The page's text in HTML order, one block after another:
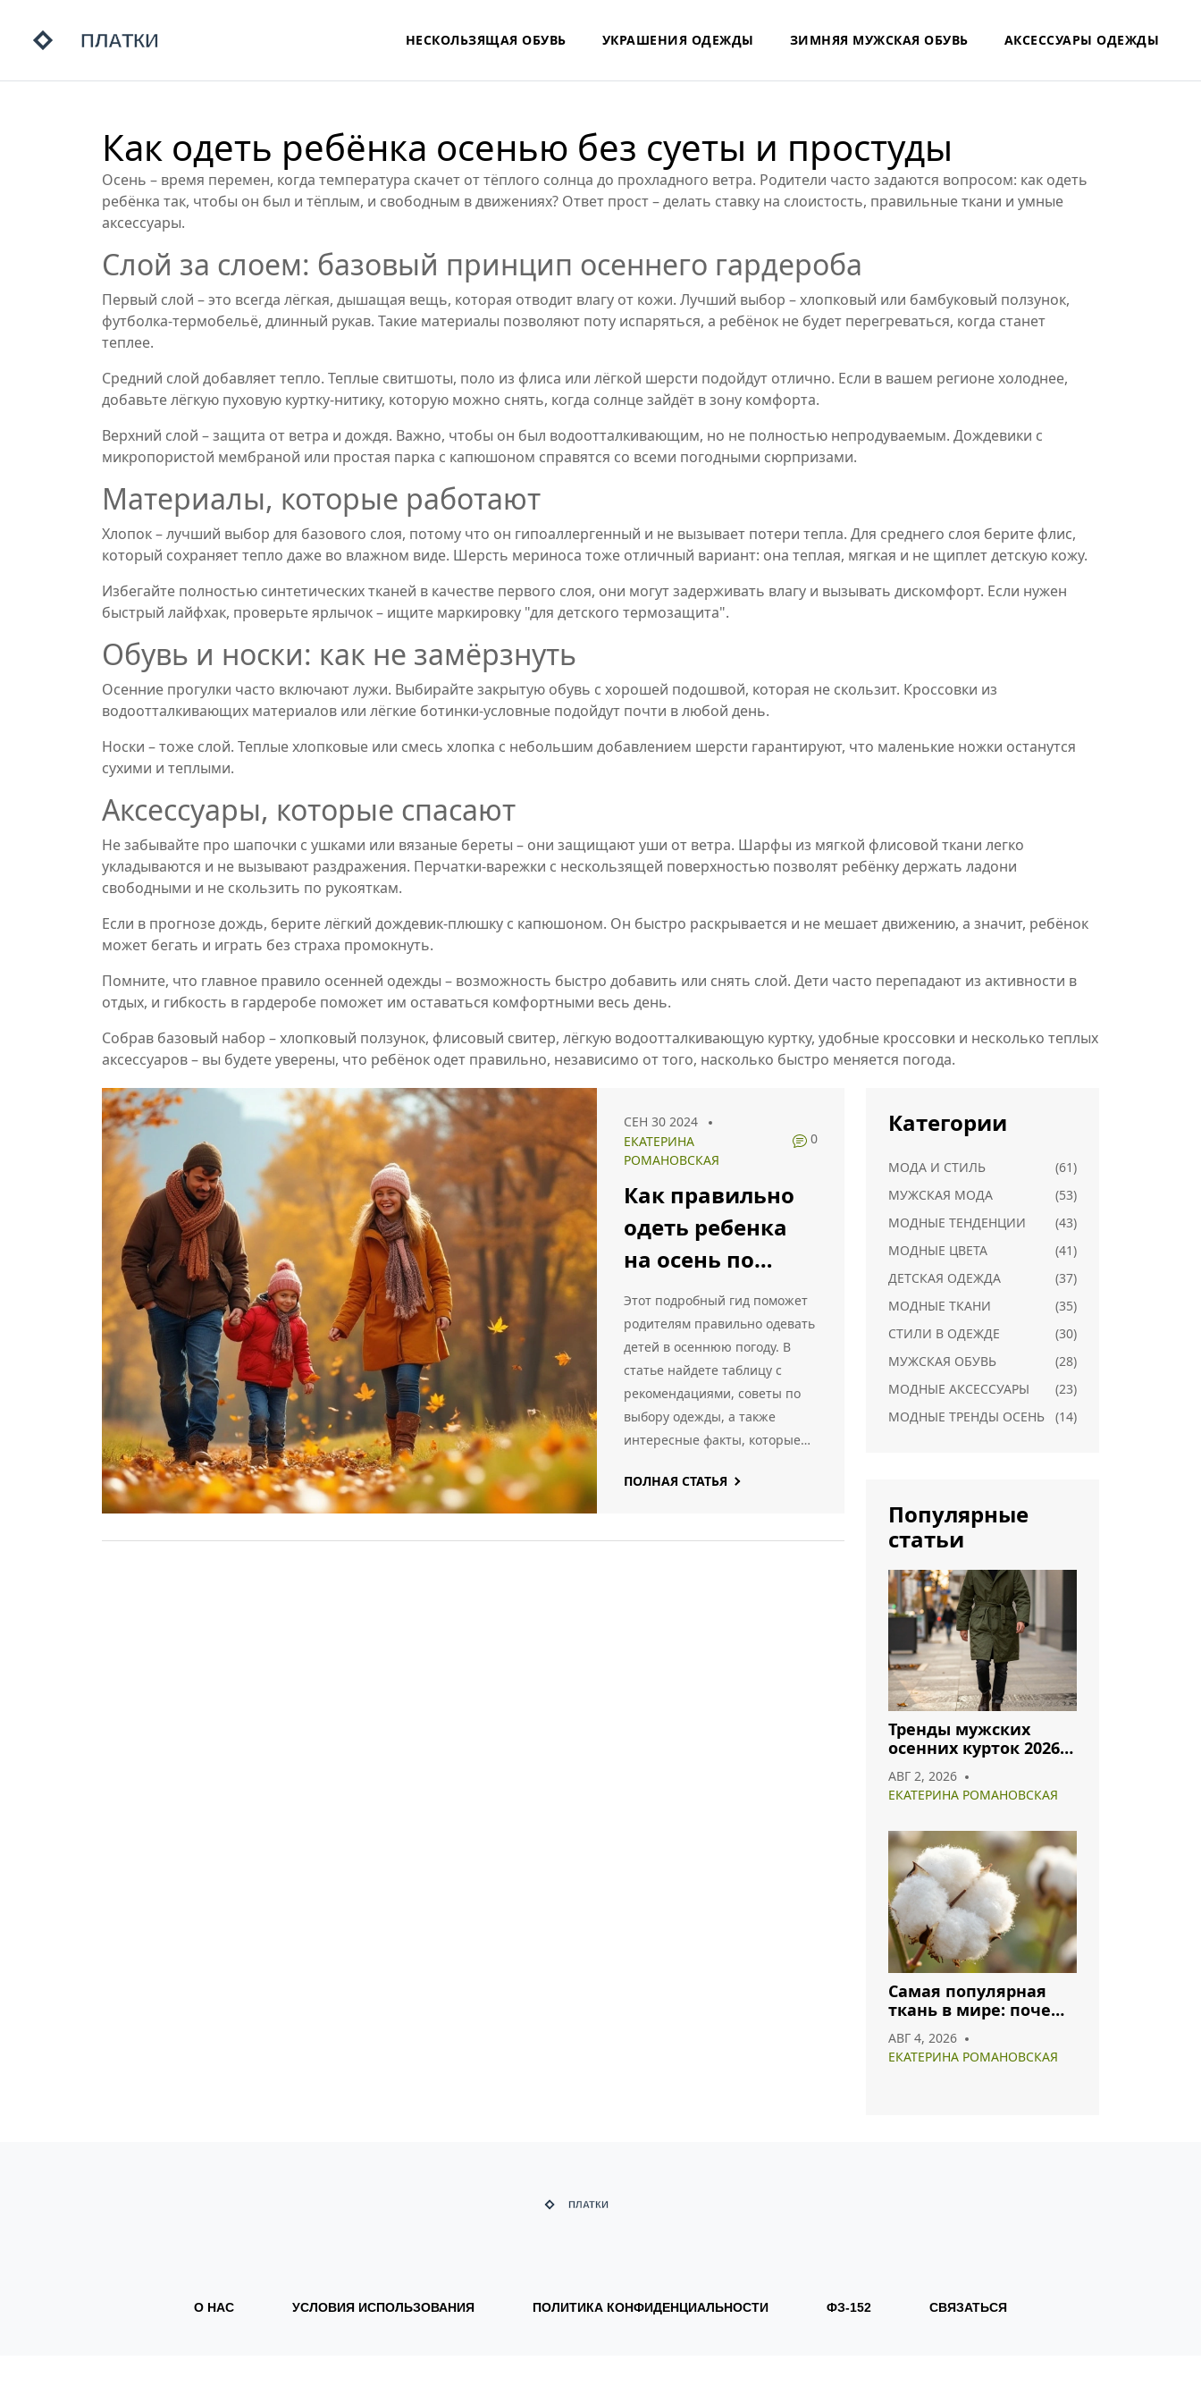
НЕСКОЛЬЗЯЩАЯ ОБУВЬ УКРАШЕНИЯ ОДЕЖДЫ ЗИМНЯЯ МУЖСКАЯ ОБУВЬ АКСЕССУАРЫ ОДЕЖДЫ
Как одеть ребёнка осенью без суеты и простуды
Осень – время перемен, когда температура скачет от тёплого солнца до прохладного ветра. Родители часто задаются вопросом: как одеть
ребёнка так, чтобы он был и тёплым, и свободным в движениях? Ответ прост – делать ставку на слоистость, правильные ткани и умные
аксессуары.
Слой за слоем: базовый принцип осеннего гардероба
Первый слой – это всегда лёгкая, дышащая вещь, которая отводит влагу от кожи. Лучший выбор – хлопковый или бамбуковый ползунок,
футболка‑термобельё, длинный рукав. Такие материалы позволяют поту испаряться, а ребёнок не будет перегреваться, когда станет
теплее.
Средний слой добавляет тепло. Теплые свитшоты, поло из флиса или лёгкой шерсти подойдут отлично. Если в вашем регионе холоднее,
добавьте лёгкую пуховую куртку‑нитику, которую можно снять, когда солнце зайдёт в зону комфорта.
Верхний слой – защита от ветра и дождя. Важно, чтобы он был водоотталкивающим, но не полностью непродуваемым. Дождевики с
микропористой мембраной или простая парка с капюшоном справятся со всеми погодными сюрпризами.
Материалы, которые работают
Хлопок – лучший выбор для базового слоя, потому что он гипоаллергенный и не вызывает потери тепла. Для среднего слоя берите флис,
который сохраняет тепло даже во влажном виде. Шерсть мериноса тоже отличный вариант: она теплая, мягкая и не щиплет детскую кожу.
Избегайте полностью синтетических тканей в качестве первого слоя, они могут задерживать влагу и вызывать дискомфорт. Если нужен
быстрый лайфхак, проверьте ярлычок – ищите маркировку "для детского термозащита".
Обувь и носки: как не замёрзнуть
Осенние прогулки часто включают лужи. Выбирайте закрытую обувь с хорошей подошвой, которая не скользит. Кроссовки из
водоотталкивающих материалов или лёгкие ботинки‑условные подойдут почти в любой день.
Носки – тоже слой. Теплые хлопковые или смесь хлопка с небольшим добавлением шерсти гарантируют, что маленькие ножки останутся
сухими и теплыми.
Аксессуары, которые спасают
Не забывайте про шапочки с ушками или вязаные береты – они защищают уши от ветра. Шарфы из мягкой флисовой ткани легко
укладываются и не вызывают раздражения. Перчатки‑варежки с нескользящей поверхностью позволят ребёнку держать ладони
свободными и не скользить по рукояткам.
Если в прогнозе дождь, берите лёгкий дождевик‑плюшку с капюшоном. Он быстро раскрывается и не мешает движению, а значит, ребёнок
может бегать и играть без страха промокнуть.
Помните, что главное правило осенней одежды – возможность быстро добавить или снять слой. Дети часто перепадают из активности в
отдых, и гибкость в гардеробе поможет им оставаться комфортными весь день.
Собрав базовый набор – хлопковый ползунок, флисовый свитер, лёгкую водоотталкивающую куртку, удобные кроссовки и несколько теплых
аксессуаров – вы будете уверены, что ребёнок одет правильно, независимо от того, насколько быстро меняется погода.
СЕН 30 2024
ЕКАТЕРИНА
РОМАНОВСКАЯ
0
Как правильно
одеть ребенка
на осень по
погоде
Этот подробный гид поможет
родителям правильно одевать
детей в осеннюю погоду. В
статье найдете таблицу с
рекомендациями, советы по
выбору одежды, а также
интересные факты, которые
прогулки комфортными и
ПОЛНАЯ СТАТЬЯ
Категории
МОДА И СТИЛЬ
(61)
МУЖСКАЯ МОДА
(53)
МОДНЫЕ ТЕНДЕНЦИИ
(43)
МОДНЫЕ ЦВЕТА
(41)
ДЕТСКАЯ ОДЕЖДА
(37)
МОДНЫЕ ТКАНИ
(35)
СТИЛИ В ОДЕЖДЕ
(30)
МУЖСКАЯ ОБУВЬ
(28)
МОДНЫЕ АКСЕССУАРЫ
(23)
МОДНЫЕ ТРЕНДЫ ОСЕНЬ
(14)
Популярные
статьи
Тренды мужских
осенних курток 2026:
что носить и как
сочетать
АВГ 2, 2026
ЕКАТЕРИНА РОМАНОВСКАЯ
Самая популярная
ткань в мире: почему
лидируют в 2026 году
АВГ 4, 2026
ЕКАТЕРИНА РОМАНОВСКАЯ
О НАС УСЛОВИЯ ИСПОЛЬЗОВАНИЯ ПОЛИТИКА КОНФИДЕНЦИАЛЬНОСТИ ФЗ-152 СВЯЗАТЬСЯ